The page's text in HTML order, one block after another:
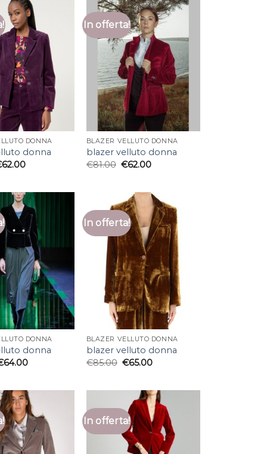
DONNA
donna
62.00
In offerta!
BLAZER VELLUTO DONNA
blazer velluto donna
€81.00 €62.00
DONNA
donna
64.00
In offerta!
BLAZER VELLUTO DONNA
blazer velluto donna
€85.00 €65.00
In offerta!